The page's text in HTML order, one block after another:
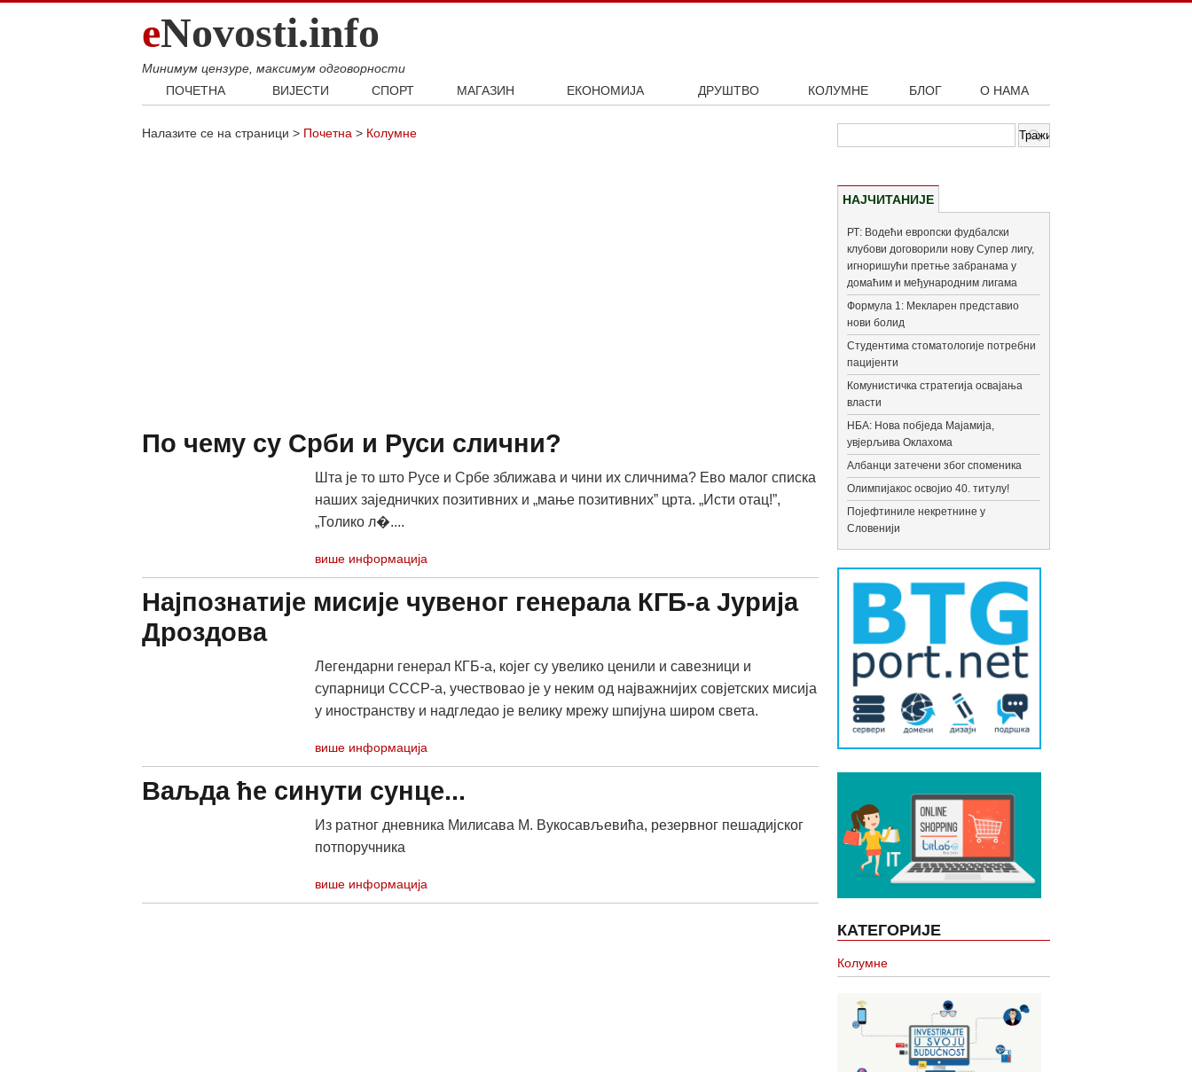
eNovosti.info
Минимум цензуре, максимум одговорности
ПОЧЕТНА
ВИЈЕСТИ
Балкан
СПОРТ
Кошарка
МАГАЗИН
ЕКОНОМИЈА
ДРУШТВО
КОЛУМНЕ БЛОГ О НАМА
Налазите се на страници > Почетна > Колумне
По чему су Срби и Руси слични?
Шта је то што Русе и Србе зближава и чини их сличнима? Ево малог списка
наших заједничких позитивних и „мање позитивних” црта. „Исти отац!”,
„Толико л�....
више информација
Најпознатије мисије чувеног генерала КГБ-а Јурија
Дроздова
Легендарни генерал КГБ-а, којег су увелико ценили и савезници и
супарници СССР-а, учествовао је у неким од најважнијих совјетских мисија
у иностранству и надгледао је велику мрежу шпијуна широм света.
више информација
Ваљда ће синути сунце...
Из ратног дневника Милисава М. Вукосављевића, резервног пешадијског
потпоручника
више информација
НАЈЧИТАНИЈЕ
РТ: Водећи европски фудбалски
клубови договорили нову Супер лигу,
игноришући претње забранама у
домаћим и међународним лигама
Формула 1: Мекларен представио
нови болид
Студентима стоматологије потребни
пацијенти
Комунистичка стратегија освајања
власти
НБА: Нова побједа Мајамија,
увјерљива Оклахома
Албанци затечени због споменика
Олимпијакос освојио 40. титулу!
Појефтиниле некретнине у
Словенији
КАТЕГОРИЈЕ
Колумне